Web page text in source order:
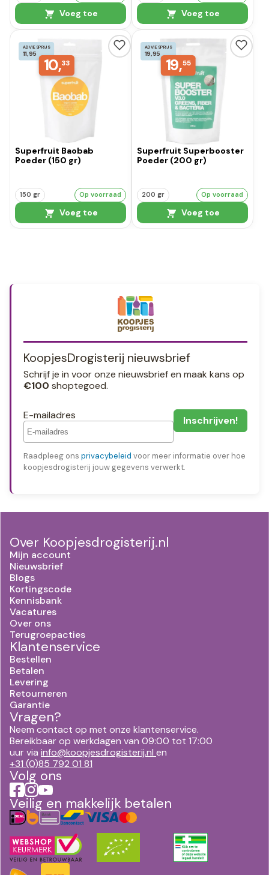
Voeg toe Voeg toe
ADVIESPRIJS
11,95
10,33
Superfruit Baobab
Poeder (150 gr)
150 gr Op voorraad
Voeg toe
ADVIESPRIJS
19,95
19,55
Superfruit Superbooster
Poeder (200 gr)
200 gr Op voorraad
Voeg toe
KoopjesDrogisterij nieuwsbrief
Schrijf je in voor onze nieuwsbrief en maak kans op
€100 shoptegoed.
E-mailadres
Raadpleeg ons privacybeleid voor meer informatie over hoe
koopjesdrogisterij jouw gegevens verwerkt.
Over Koopjesdrogisterij.nl
Mijn account
Nieuwsbrief
Blogs
Kortingscode
Kennisbank
Vacatures
Over ons
Terugroepacties
Klantenservice
Bestellen
Betalen
Levering
Retourneren
Garantie
Vragen?
Neem contact op met onze klantenservice.
Bereikbaar op werkdagen van 09:00 tot 17:00
uur via info@koopjesdrogisterij.nl en
+31 (0)85 792 01 81
Volg ons
Veilig en makkelijk betalen